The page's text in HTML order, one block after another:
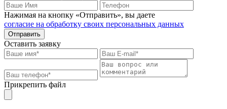
Нажимая на кнопку «Отправить», вы даете
согласие на обработку своих персональных данных
Отправить
Оставить заявку
Прикрепить файл